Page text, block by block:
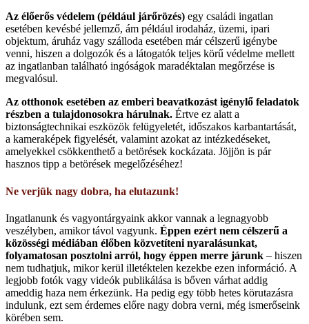
Az élőerős védelem (például járőrözés) egy családi ingatlan
esetében kevésbé jellemző, ám például irodaház, üzemi, ipari
objektum, áruház vagy szálloda esetében már célszerű igénybe
venni, hiszen a dolgozók és a látogatók teljes körű védelme mellett
az ingatlanban található ingóságok maradéktalan megőrzése is
megvalósul.
Az otthonok esetében az emberi beavatkozást igénylő feladatok
részben a tulajdonosokra hárulnak. Értve ez alatt a
biztonságtechnikai eszközök felügyeletét, időszakos karbantartását,
a kameraképek figyelését, valamint azokat az intézkedéseket,
amelyekkel csökkenthető a betörések kockázata. Jöjjön is pár
hasznos tipp a betörések megelőzéséhez!
Ne verjük nagy dobra, ha elutazunk!
Ingatlanunk és vagyontárgyaink akkor vannak a legnagyobb
veszélyben, amikor távol vagyunk. Éppen ezért nem célszerű a
közösségi médiában élőben közvetíteni nyaralásunkat,
folyamatosan posztolni arról, hogy éppen merre járunk – hiszen
nem tudhatjuk, mikor kerül illetéktelen kezekbe ezen információ. A
legjobb fotók vagy videók publikálása is bőven várhat addig
ameddig haza nem érkezünk. Ha pedig egy több hetes körutazásra
indulunk, ezt sem érdemes előre nagy dobra verni, még ismerőseink
körében sem.